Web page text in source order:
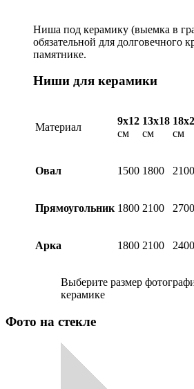
Ниша под керамику (выемка в
обязательной для долговечного
памятнике.
Ниши для керамики
Материал
9х12
см
13х18
см
см
Овал 1500 1800 2100
Прямоугольник 1800 2100 2700
Арка 1800 2100 2400
Выберите размер
керамике
Фото на стекле